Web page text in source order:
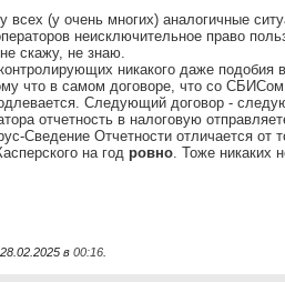
у всех (у очень многих) аналогичные
неисключительное право
скажу, не знаю.
никакого даже подобия
что в самом договоре, что со
Следующий договор -
отчетность в налоговую
Сведение Отчетности отличается
на год ровно. Тоже никаких
в 00:16